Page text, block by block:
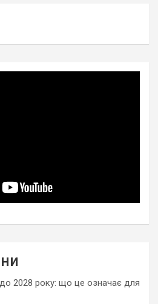
2028 року: що це означає для